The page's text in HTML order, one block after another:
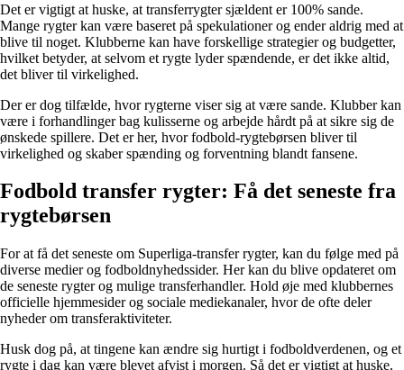
Det er vigtigt at huske, at transferrygter sjældent er 100% sande.
Mange rygter kan være baseret på spekulationer og ender aldrig med at
blive til noget. Klubberne kan have forskellige strategier og budgetter,
hvilket betyder, at selvom et rygte lyder spændende, er det ikke altid,
det bliver til virkelighed.
Der er dog tilfælde, hvor rygterne viser sig at være sande. Klubber kan
være i forhandlinger bag kulisserne og arbejde hårdt på at sikre sig de
ønskede spillere. Det er her, hvor fodbold-rygtebørsen bliver til
virkelighed og skaber spænding og forventning blandt fansene.
Fodbold transfer rygter: Få det seneste fra
rygtebørsen
For at få det seneste om Superliga-transfer rygter, kan du følge med på
diverse medier og fodboldnyhedssider. Her kan du blive opdateret om
de seneste rygter og mulige transferhandler. Hold øje med klubbernes
officielle hjemmesider og sociale mediekanaler, hvor de ofte deler
nyheder om transferaktiviteter.
Husk dog på, at tingene kan ændre sig hurtigt i fodboldverdenen, og et
rygte i dag kan være blevet afvist i morgen. Så det er vigtigt at huske,